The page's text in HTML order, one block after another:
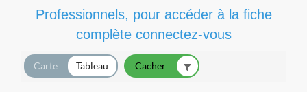
Professionnels, pour accéder à la fiche
complète connectez-vous
Carte Tableau